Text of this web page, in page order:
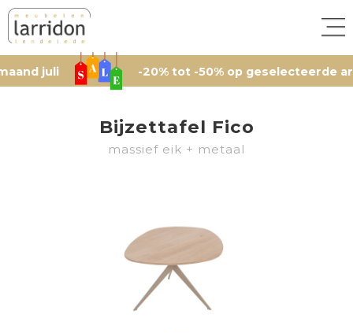
-20% tot -50% op geselecteerde
Bijzettafel Fico
massief eik + metaal